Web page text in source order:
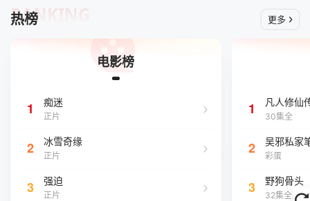
热榜
RANKING 更多
电影榜
1 痴迷
正片
2 冰雪奇缘
正片
3 强迫
正片
1 凡人修仙
30集全
2 吴邪私家
彩蛋
3 野狗骨头
32集全